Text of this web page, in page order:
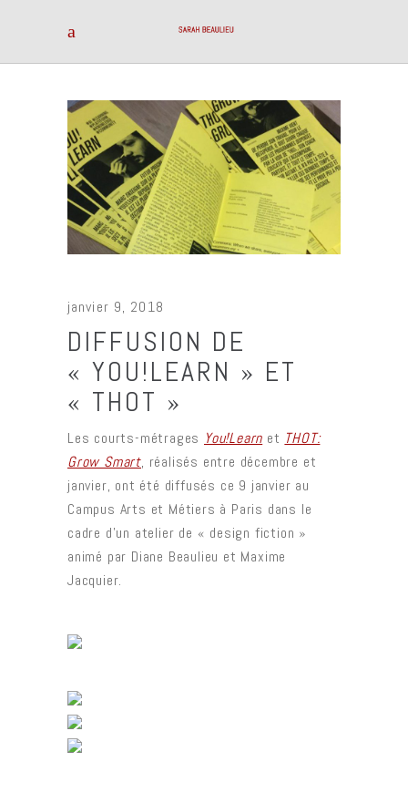
janvier 9, 2018
DIFFUSION DE
« YOU!LEARN » ET
« THOT »
Les courts-métrages You!Learn et THOT:
Grow Smart, réalisés entre décembre et
janvier, ont été diffusés ce 9 janvier au
Campus Arts et Métiers à Paris dans le
cadre d’un atelier de « design fiction »
animé par Diane Beaulieu et Maxime
Jacquier.